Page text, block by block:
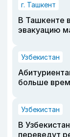
г. Ташкент
В Ташкенте
эвакуацию
Узбекистан
больше
Узбекистан
В
переведут